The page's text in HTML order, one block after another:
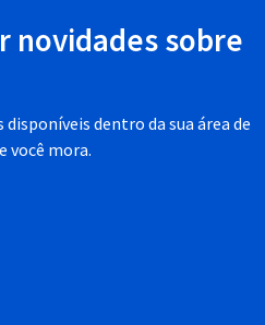
novidades sobre
dentro da sua área de
você mora.